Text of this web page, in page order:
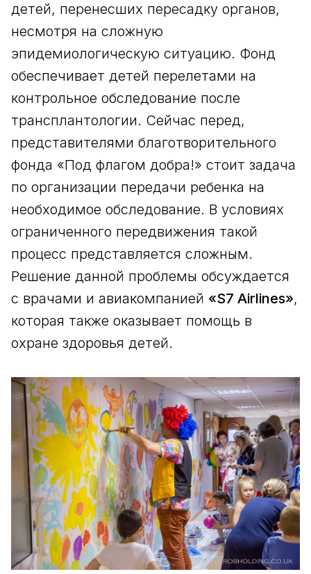
детей, перенесших пересадку органов,
несмотря на сложную
эпидемиологическую ситуацию. Фонд
обеспечивает детей перелетами на
контрольное обследование после
трансплантологии. Сейчас перед,
представителями благотворительного
фонда «Под флагом добра!» стоит задача
по организации передачи ребенка на
необходимое обследование. В условиях
ограниченного передвижения такой
процесс представляется сложным.
Решение данной проблемы обсуждается
с врачами и авиакомпанией «S7 Airlines»,
которая также оказывает помощь в
охране здоровья детей.